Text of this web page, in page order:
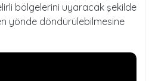
bölgelerini uyaracak şekilde
yönde döndürülebilmesine